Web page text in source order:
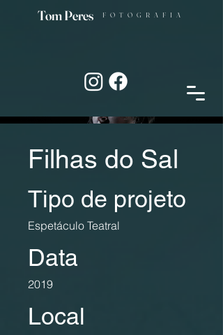
Tom Peres FOTOGRAFIA
Filhas do Sal
Tipo de projeto
Espetáculo Teatral
Data
2019
Local